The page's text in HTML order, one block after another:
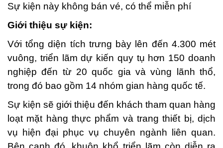
Sự kiện này không bán vé, có thể miễn phí
Giới thiệu sự kiện:
Với tổng diện tích trưng bày lên đến 4.300 mét
vuông, triển lãm dự kiến quy tụ hơn 150 doanh
nghiệp đến từ 20 quốc gia và vùng lãnh thổ,
trong đó bao gồm 14 nhóm gian hàng quốc tế.
Sự kiện sẽ giới thiệu đến khách tham quan hàng
loạt mặt hàng thực phẩm và trang thiết bị, dịch
vụ hiện đại phục vụ chuyên ngành liên quan.